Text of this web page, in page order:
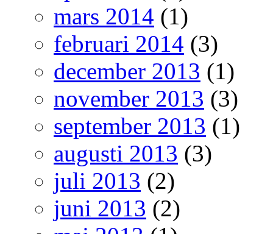
mars 2014 (1)
februari 2014 (3)
december 2013 (1)
november 2013 (3)
september 2013 (1)
augusti 2013 (3)
juli 2013 (2)
juni 2013 (2)